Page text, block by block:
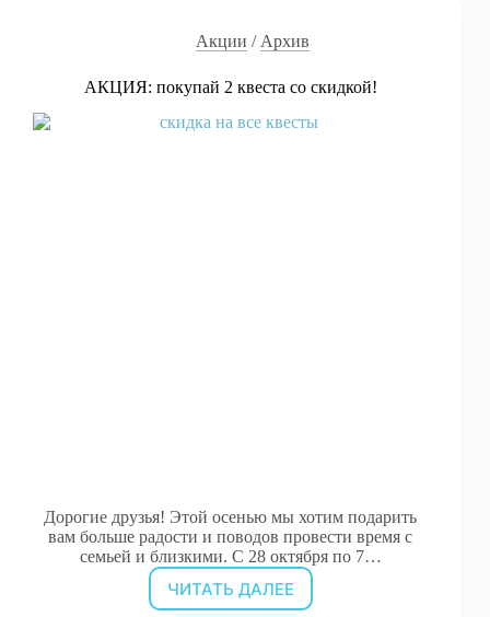
скидка
25%!
Акции / Архив
АКЦИЯ: покупай 2 квеста со скидкой!
Дорогие друзья! Этой осенью мы хотим подарить
вам больше радости и поводов провести время с
семьей и близкими. С 28 октября по 7…
ЧИТАТЬ ДАЛЕЕ
АКЦИЯ: